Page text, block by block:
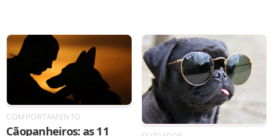
COMPORTAMENTO
Cãopanheiros: as 11